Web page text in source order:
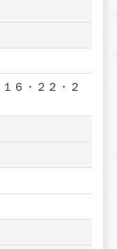
６・２２・２